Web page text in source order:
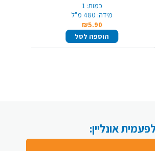
כמות: 1
מידה: 480 מ"ל
₪5.90
הוספה לסל